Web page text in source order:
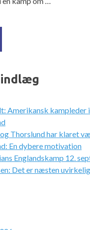
indlæg
Amerikansk kampleder i
og Thorslund har klaret
En dybere motivation
Englandskamp 12.
Det er næsten